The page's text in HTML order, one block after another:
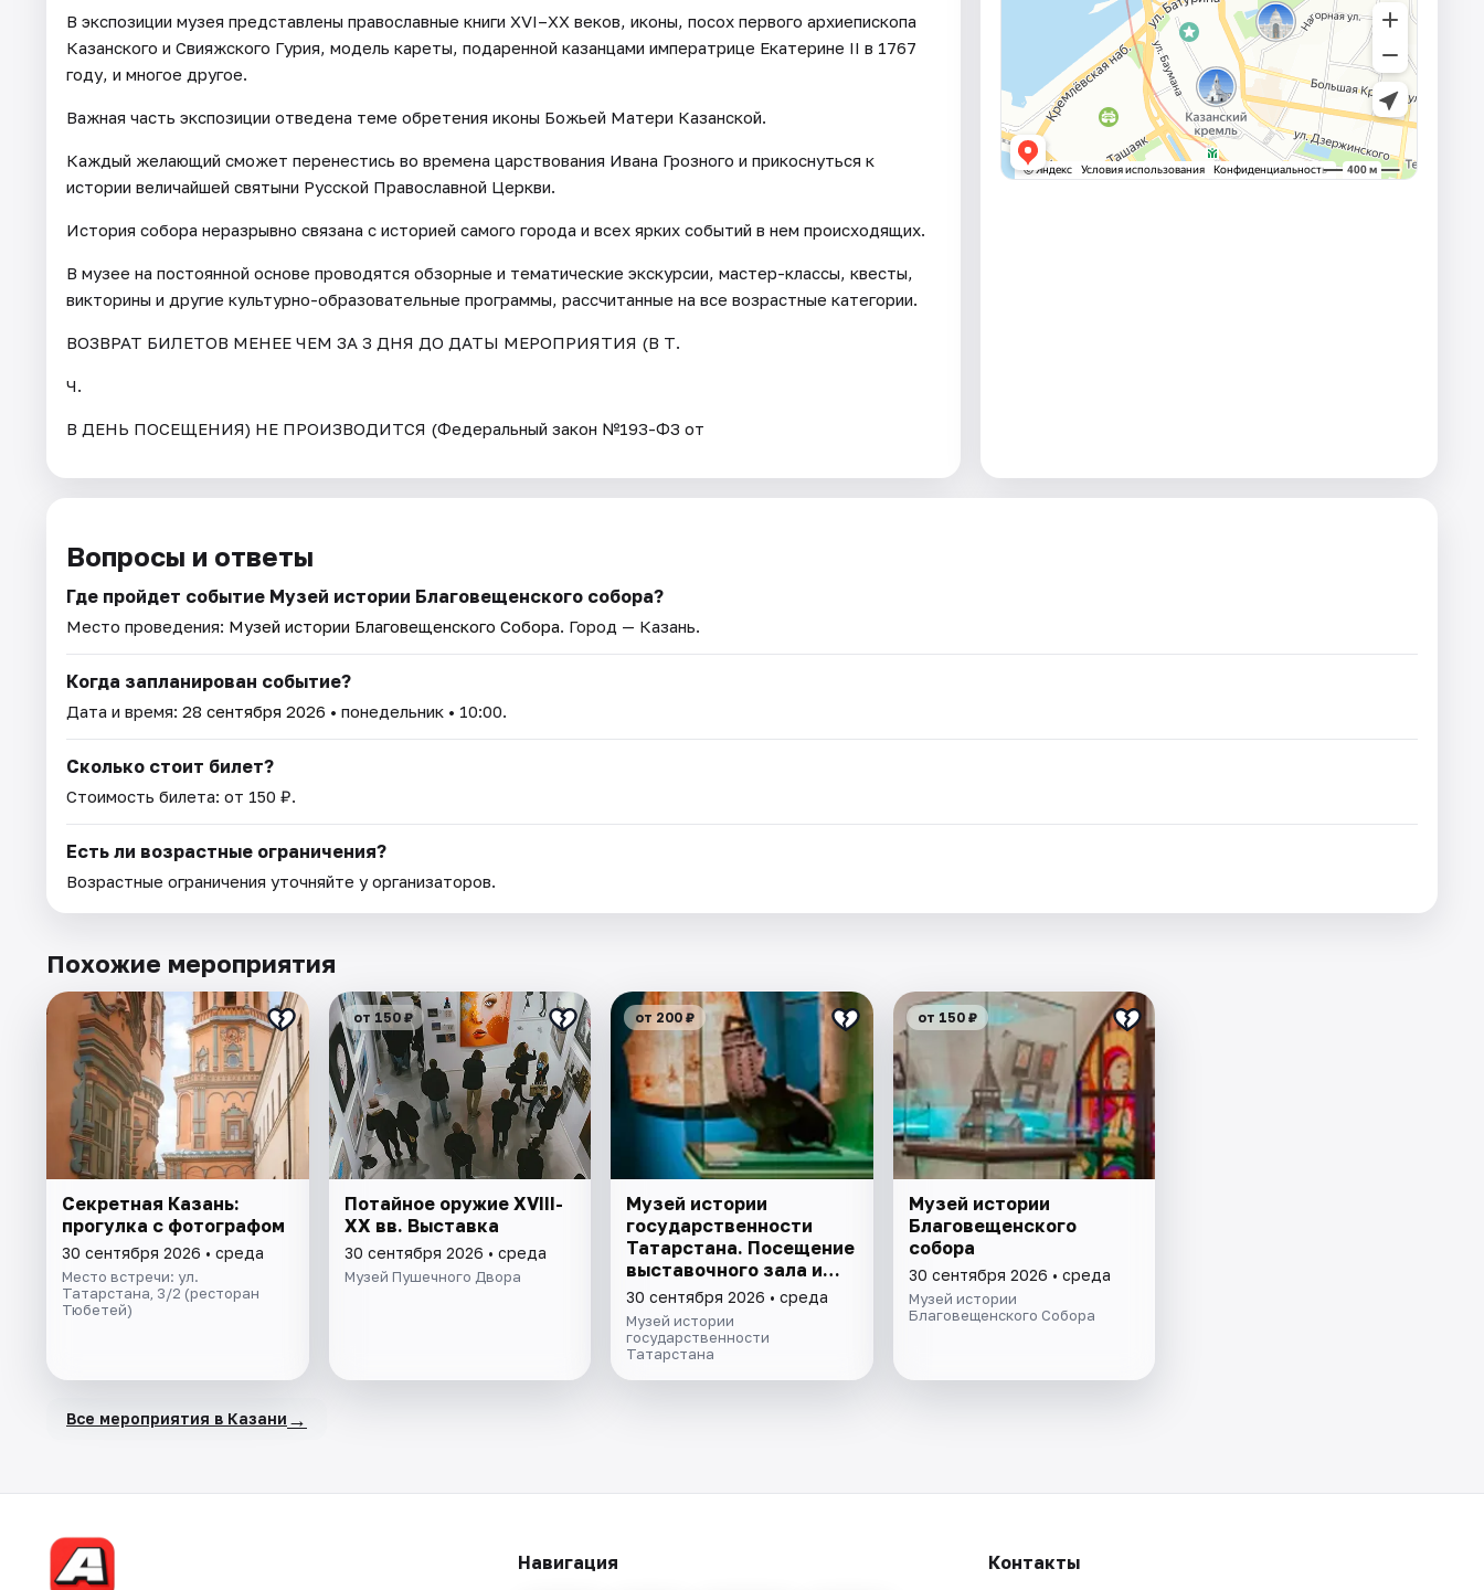
В экспозиции музея представлены православные книги XVI–XX веков, иконы, посох первого архиепископа
Казанского и Свияжского Гурия, модель кареты, подаренной казанцами императрице Екатерине II в 1767
году, и многое другое.
Важная часть экспозиции отведена теме обретения иконы Божьей Матери Казанской.
Каждый желающий сможет перенестись во времена царствования Ивана Грозного и прикоснуться к
истории величайшей святыни Русской Православной Церкви.
История собора неразрывно связана с историей самого города и всех ярких событий в нем происходящих.
В музее на постоянной основе проводятся обзорные и тематические экскурсии, мастер-классы, квесты,
викторины и другие культурно-образовательные программы, рассчитанные на все возрастные категории.
ВОЗВРАТ БИЛЕТОВ МЕНЕЕ ЧЕМ ЗА 3 ДНЯ ДО ДАТЫ МЕРОПРИЯТИЯ (В Т.
Ч.
В ДЕНЬ ПОСЕЩЕНИЯ) НЕ ПРОИЗВОДИТСЯ (Федеральный закон №193-ФЗ от
Вопросы и ответы
Где пройдет событие Музей истории Благовещенского собора?
Место проведения: Музей истории Благовещенского Собора. Город — Казань.
Когда запланирован событие?
Дата и время: 28 сентября 2026 • понедельник • 10:00.
Сколько стоит билет?
Стоимость билета: от 150 ₽.
Есть ли возрастные ограничения?
Возрастные ограничения уточняйте у организаторов.
Похожие мероприятия
Секретная Казань:
прогулка с фотографом
30 сентября 2026 • среда
Место встречи: ул.
Татарстана, 3/2 (ресторан
Тюбетей)
от 150 ₽
Потайное оружие XVIII-
XX вв. Выставка
30 сентября 2026 • среда
Музей Пушечного Двора
от 200 ₽
Музей истории
государственности
Татарстана. Посещение
выставочного зала и
экспозиции
30 сентября 2026 • среда
Музей истории
государственности
Татарстана
от 150 ₽
Музей истории
Благовещенского
собора
30 сентября 2026 • среда
Музей истории
Благовещенского Собора
Все мероприятия в Казани →
Навигация Контакты